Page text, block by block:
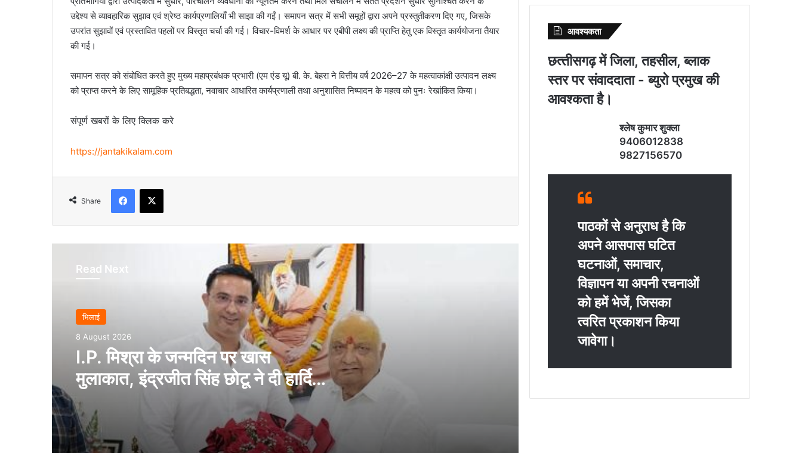
उद्देश्य से व्यावहारिक सुझाव एवं श्रेष्ठ कार्यप्रणालियाँ भी साझा की गईं। समापन सत्र में सभी समूहों द्वारा अपने प्रस्तुतीकरण दिए गए, जिसके
उपरांत सुझावों एवं प्रस्तावित पहलों पर विस्तृत चर्चा की गई। विचार-विमर्श के आधार पर एबीपी लक्ष्य की प्राप्ति हेतु एक विस्तृत कार्ययोजना तैयार
की गई।
समापन सत्र को संबोधित करते हुए मुख्य महाप्रबंधक प्रभारी (एम एंड यू) बी. के. बेहरा ने वित्तीय वर्ष 2026–27 के महत्वाकांक्षी उत्पादन लक्ष्य
को प्राप्त करने के लिए सामूहिक प्रतिबद्धता, नवाचार आधारित कार्यप्रणाली तथा अनुशासित निष्पादन के महत्व को पुनः रेखांकित किया।
संपूर्ण खबरों के लिए क्लिक करे
https://jantakikalam.com
Share
Facebook
X
Read Next
भिलाई
8 August 2026
I.P. मिश्रा के जन्मदिन पर खास
मुलाकात, इंद्रजीत सिंह छोटू ने दी हार्दिक
शुभकामनाएं
अभियान के तहत सीपीसीआर कार्यशाला आयोजित
प्रतियोगिता में लगभग 200 खिलाड़ियों ने लिया
हिस्सा
नर्सिंग महाविद्यालय मे विश्व स्तनपान सप्ताह का
आयोजन…
भिलाई इस्पात संयंत्र में नवपदोन्नत मुख्य
महाप्रबंधकों को उनके जीवनसाथियों की उपस्थिति में
पदोन्नति आदेश प्रदान किये गये
आवश्‍यकता
छत्‍तीसगढ़ में जिला, तहसील, ब्‍लाक
स्‍तर पर संवाददाता - ब्‍युरो प्रमुख की
आवश्‍कता है।
श्‍लेष कुमार शुक्‍ला
9406012838
9827156570
पाठकों से अनुराध है कि
अपने आसपास घटित
घटनाओं, समाचार,
विज्ञापन या अपनी रचनाओं
को हमें भेजें, जिसका
त्‍वरित प्रकाशन किया
जावेगा।